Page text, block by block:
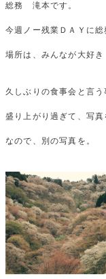
総務 滝本です。
今週ノー残業ＤＡＹに総
場所は、みんなが大好
久しぶりの食事会と言
盛り上がり過ぎて、写真
なので、別の写真を。